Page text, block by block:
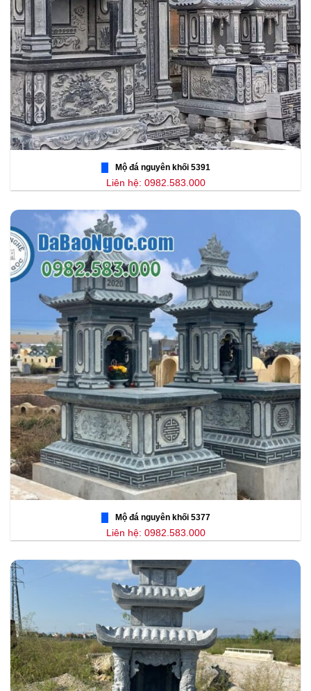
Mộ đá nguyên khối 5391
Liên hệ: 0982.583.000
Mộ đá nguyên khối 5377
Liên hệ: 0982.583.000